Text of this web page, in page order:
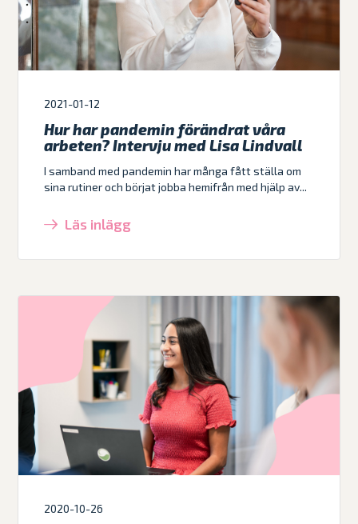
2021-01-12
Hur har pandemin förändrat våra
arbeten? Intervju med Lisa Lindvall
I samband med pandemin har många fått ställa om
sina rutiner och börjat jobba hemifrån med hjälp av...
Läs inlägg
2020-10-26